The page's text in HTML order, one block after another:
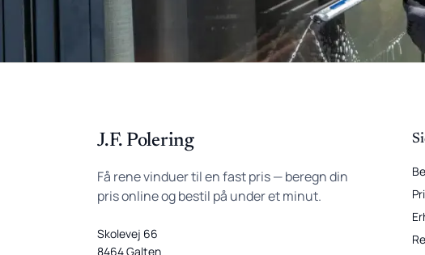
J.F. Polering
Få rene vinduer til en fast pris — beregn din
pris online og bestil på under et minut.
Skolevej 66
8464 Galten